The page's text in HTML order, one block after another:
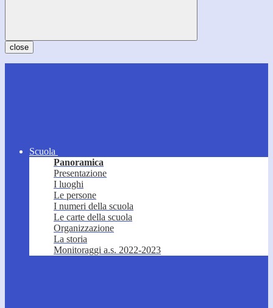
close
Scuola
Panoramica
Presentazione
I luoghi
Le persone
I numeri della scuola
Le carte della scuola
Organizzazione
La storia
Monitoraggi a.s. 2022-2023